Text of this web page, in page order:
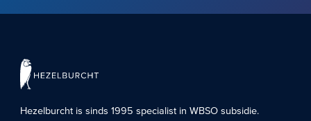
Hezelburcht is sinds 1995 specialist inWBSO subsidie.